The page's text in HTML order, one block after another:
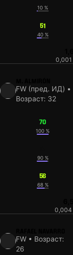
10 %
51
40 %
0,001
FW (пред. ИД) •
Возраст: 32
70
100 %
90 %
56
68 %
0,004
FW • Возраст:
26